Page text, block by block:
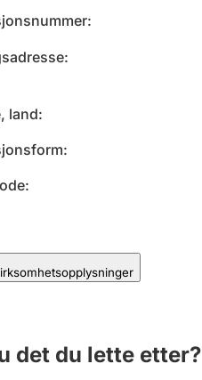
land
det du lette etter?